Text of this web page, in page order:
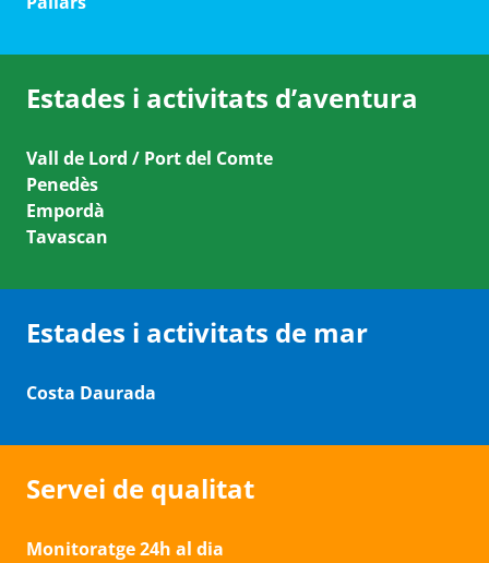
Estades i activitats d’aventura
Vall de Lord / Port del Comte
Penedès
Empordà
Tavascan
Estades i activitats de mar
Costa Daurada
Servei de qualitat
Monitoratge 24h al dia